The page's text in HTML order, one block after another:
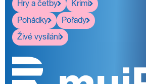
Hry a četby
Krimi
Pohádky
Pořady
Živé vysílání